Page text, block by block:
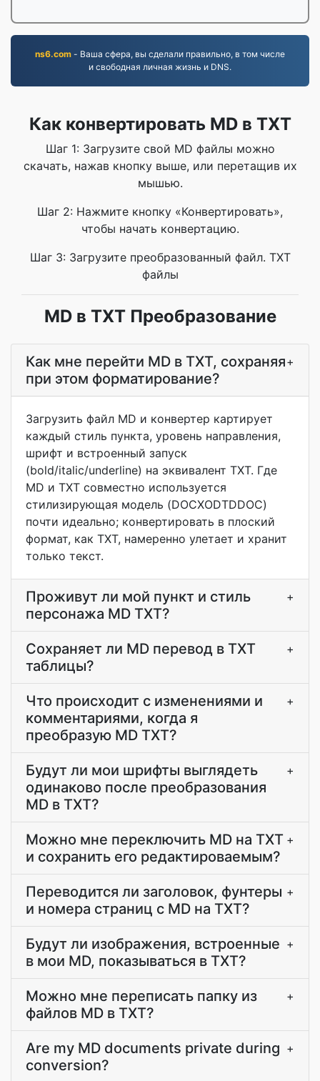
ns6.com - Ваша сфера, вы сделали правильно, в том числе
и свободная личная жизнь и DNS.
Как конвертировать MD в TXT
Шаг 1: Загрузите свой MD файлы можно
скачать, нажав кнопку выше, или перетащив их
мышью.
Шаг 2: Нажмите кнопку «Конвертировать»,
чтобы начать конвертацию.
Шаг 3: Загрузите преобразованный файл. TXT
файлы
MD в TXT Преобразование
Как мне перейти MD в TXT, сохраняя
при этом форматирование?
+
Загрузить файл MD и конвертер картирует
каждый стиль пункта, уровень направления,
шрифт и встроенный запуск
(bold/italic/underline) на эквивалент TXT. Где
MD и TXT совместно используется
стилизирующая модель (DOCXODTDDOC)
почти идеально; конвертировать в плоский
формат, как TXT, намеренно улетает и хранит
только текст.
Проживут ли мой пункт и стиль
персонажа MD TXT?
+
Сохраняет ли MD перевод в TXT
таблицы?
+
Что происходит с изменениями и
комментариями, когда я
преобразую MD TXT?
+
Будут ли мои шрифты выглядеть
одинаково после преобразования
MD в TXT?
+
Можно мне переключить MD на TXT
и сохранить его редактироваемым?
+
Переводится ли заголовок, фунтеры
и номера страниц с MD на TXT?
+
Будут ли изображения, встроенные
в мои MD, показываться в TXT?
+
Можно мне переписать папку из
файлов MD в TXT?
+
Are my MD documents private during
conversion?
+